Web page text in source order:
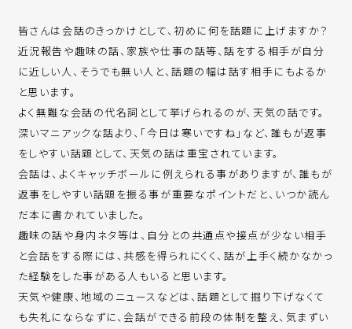
皆さんは会話のきっかけとして、初めに何を話題に上げますか？
近況報告や趣味の話、家族や仕事の話等、話をする相手が自分
に近しい人、そうでも無い人と、話題の幅は話す相手にもよるか
と思います。
よく無難な会話の代名詞として挙げられるのが、天気の話です。
深いマニアックな話より、「今日は寒いですね」など、誰もが返事
をしやすい話題として、天気の話は重宝されています。
会話は、よくキャッチボールに例えられる事がありますが、誰もが
返事をしやすい話題を振る事が重要なポイントだと、いつか読ん
だ本に書かれていました。
趣味の話や身内ネタ等は、自分との共通点や接点が少ない相手
と会話をする際には、共感を得られにくく、話が上手く続かなかっ
た経験をした事がある人もいると思います。
天気や健康、地域のニュースなどは、話題として掘り下げなくて
も失礼にならなずに、会話ができる前段の体制を整え、気まずい